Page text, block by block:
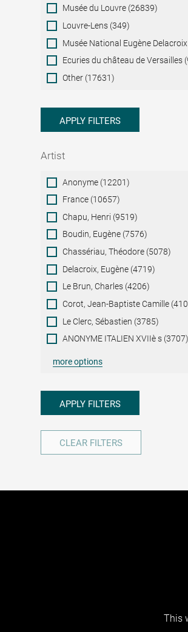
On
display
Musée du Louvre (26839)
Louvre-Lens (349)
Musée National Eugène
Ecuries du château de Versailles
Other (17631)
APPLY FILTERS
Artist
ArtistAnonyme (12201)
France (10657)
Chapu, Henri (9519)
Boudin, Eugène (7576)
Chassériau, Théodore (5078)
Delacroix, Eugène (4719)
Le Brun, Charles (4206)
Corot, Jean-Baptiste Camille
Le Clerc, Sébastien (3785)
ANONYME ITALIEN XVIIè s (3707)
more options
APPLY FILTERS
CLEAR FILTERS
This